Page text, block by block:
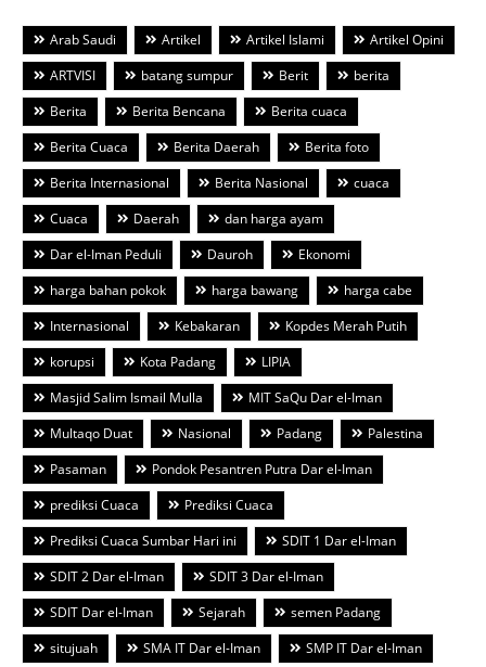
Arab Saudi Artikel Artikel Islami
Artikel Opini
ARTVISI
batang sumpur Berit
berita
Berita
Berita Bencana
Berita cuaca
Berita Cuaca
Berita Daerah
Berita foto
Berita Internasional
Berita Nasional
cuaca
Cuaca
Daerah
dan harga ayam
Dar el-Iman Peduli
Dauroh
Ekonomi
harga bahan pokok
harga bawang
harga cabe
Internasional
Kebakaran
Kopdes Merah Putih
korupsi
Kota Padang
LIPIA
Masjid Salim Ismail Mulla
MIT SaQu Dar el-Iman
Multaqo Duat
Nasional Padang
Palestina
Pasaman
Pondok Pesantren Putra Dar el-Iman
prediksi Cuaca
Prediksi Cuaca
Prediksi Cuaca Sumbar Hari ini
SDIT 1 Dar el-Iman
SDIT 2 Dar el-Iman
SDIT 3 Dar el-Iman
SDIT Dar el-Iman
Sejarah
semen Padang
situjuah
SMA IT Dar el-Iman
SMP IT Dar el-Iman